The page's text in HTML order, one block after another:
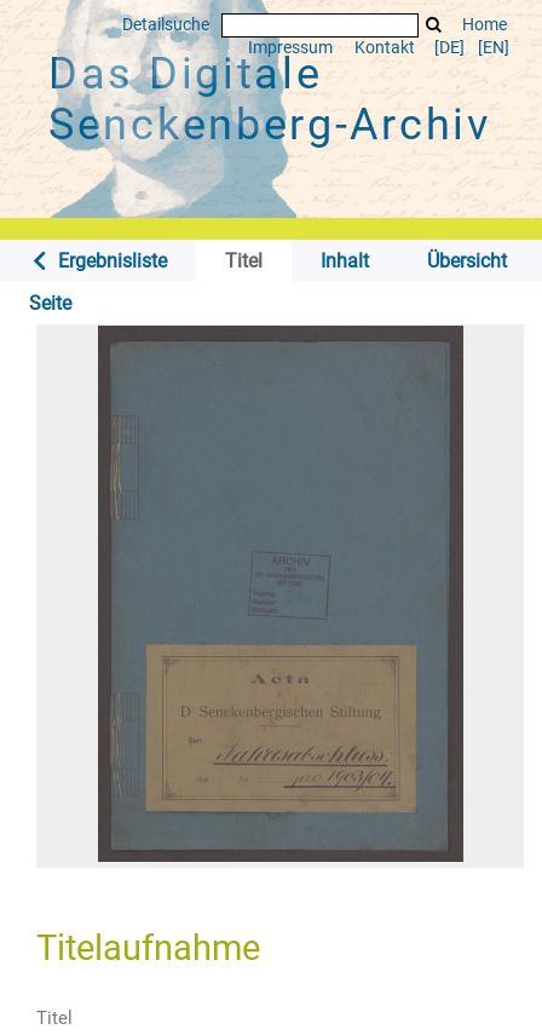
Detailsuche
Home
Impressum
Kontakt [DE] [EN]
Das Digitale
Senckenberg-Archiv
Ergebnisliste Titel Inhalt
Übersicht
Seite
Titelaufnahme
Titel